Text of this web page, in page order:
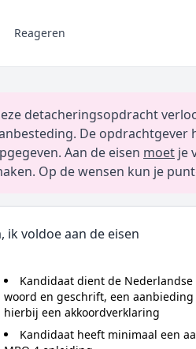
Reageren
detacheringsopdracht
De opdrachtgever
Aan de eisen moet je
Op de wensen kun je
ik voldoe aan de eisen
Kandidaat dient de
woord en geschrift, een aanbieding
hierbij een akkoordverklaring
Kandidaat heeft minimaal een